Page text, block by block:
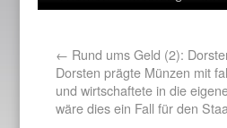
← Rund ums Geld (2):
Dorsten prägte Münzen mit
und wirtschaftete in die
wäre dies ein Fall für den